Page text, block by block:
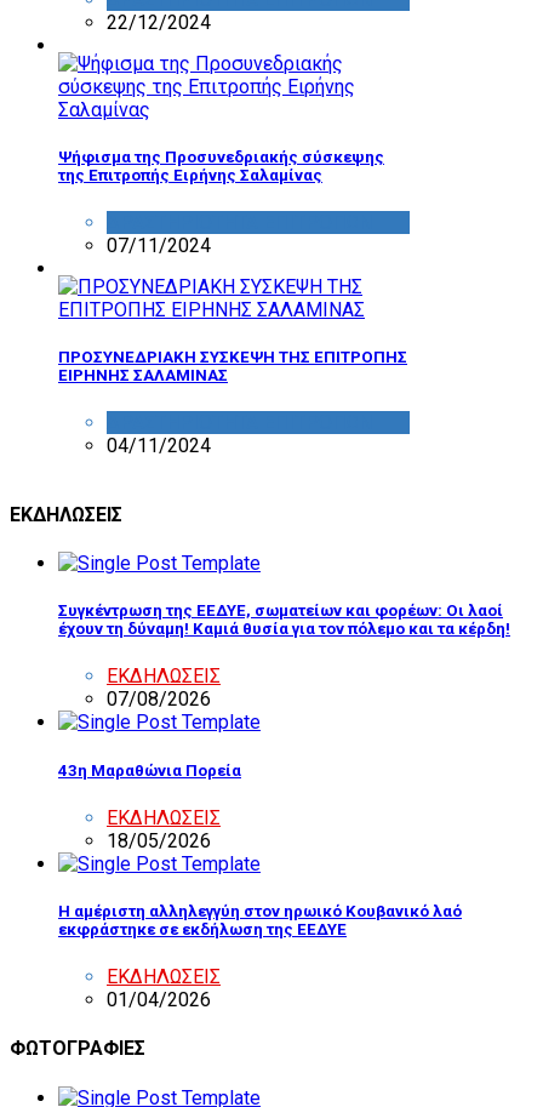
22/12/2024
Ψήφισμα της Προσυνεδριακής σύσκεψης
της Επιτροπής Ειρήνης Σαλαμίνας
07/11/2024
ΠΡΟΣΥΝΕΔΡΙΑΚΗ ΣΥΣΚΕΨΗ ΤΗΣ ΕΠΙΤΡΟΠΗΣ
ΕΙΡΗΝΗΣ ΣΑΛΑΜΙΝΑΣ
04/11/2024
ΕΚΔΗΛΩΣΕΙΣ
Συγκέντρωση της ΕΕΔΥΕ, σωματείων και φορέων: Οι λαοί
έχουν τη δύναμη! Καμιά θυσία για τον πόλεμο και τα κέρδη!
ΕΚΔΗΛΩΣΕΙΣ
07/08/2026
43η Μαραθώνια Πορεία
ΕΚΔΗΛΩΣΕΙΣ
18/05/2026
Η αμέριστη αλληλεγγύη στον ηρωικό Κουβανικό λαό
εκφράστηκε σε εκδήλωση της ΕΕΔΥΕ
ΕΚΔΗΛΩΣΕΙΣ
01/04/2026
ΦΩΤΟΓΡΑΦΙΕΣ